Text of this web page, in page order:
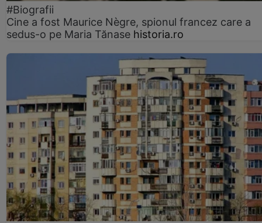
#Biografii
Cine a fost Maurice Nègre, spionul francez care a
sedus-o pe Maria Tănase historia.ro